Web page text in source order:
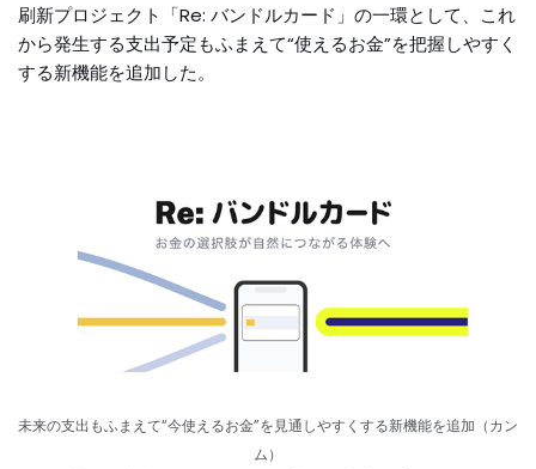
刷新プロジェクト「Re: バンドルカード」の一環として、これ
から発生する支出予定もふまえて“使えるお金”を把握しやすく
する新機能を追加した。
未来の支出もふまえて“今使えるお金”を見通しやすくする新機能を追加（カン
ム）